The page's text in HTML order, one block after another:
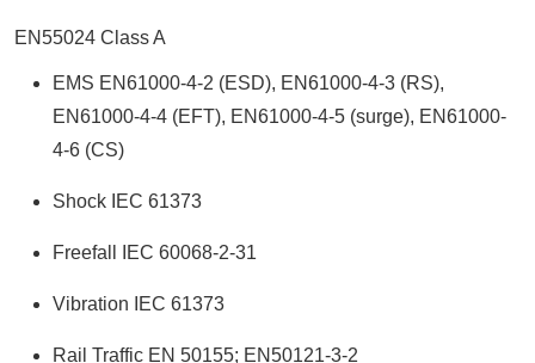
EN55024 Class A
EMS EN61000-4-2 (ESD), EN61000-4-3 (RS),
EN61000-4-4 (EFT), EN61000-4-5 (surge), EN61000-
4-6 (CS)
Shock IEC 61373
Freefall IEC 60068-2-31
Vibration IEC 61373
Rail Traffic EN 50155; EN50121-3-2